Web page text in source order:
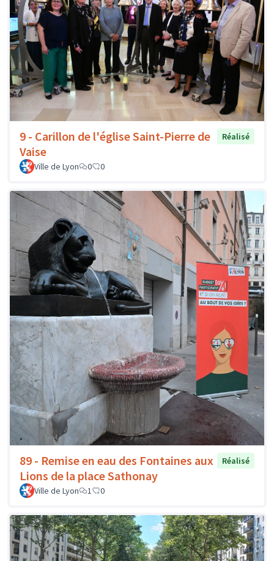
9 - Carillon de l'église Saint-Pierre de
Vaise
Réalisé
Ville de Lyon 0 0
89 - Remise en eau des Fontaines aux
Lions de la place Sathonay
Réalisé
Ville de Lyon 1 0